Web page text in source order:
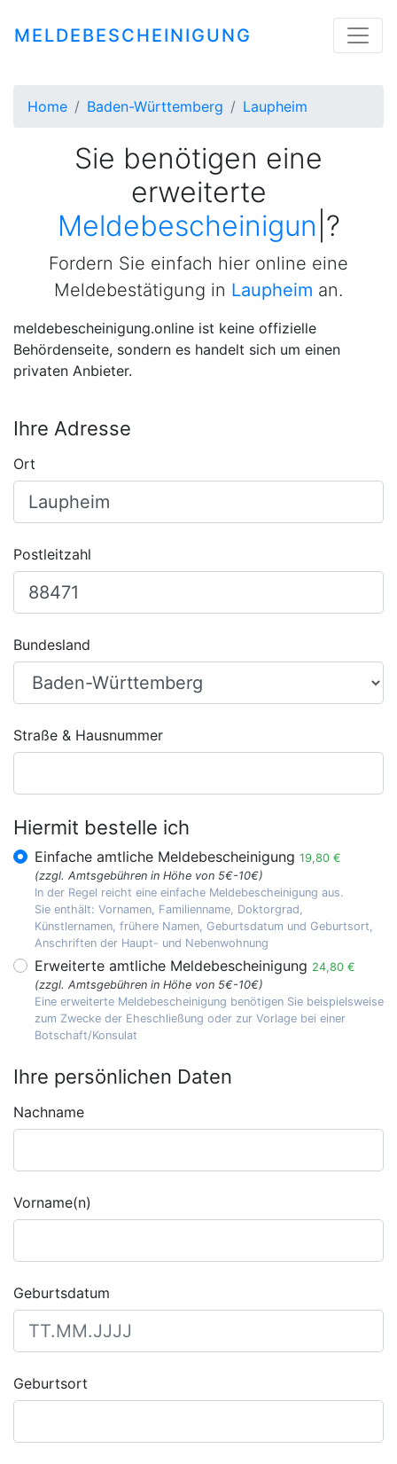
MELDEBESCHEINIGUNG
Home Baden-Württemberg Laupheim
Sie benötigen eine
erweiterte
Meldebescheinigung |?
Fordern Sie einfach hier online eine
Meldebestätigung in Laupheim an.
meldebescheinigung.online ist keine offizielle
Behördenseite, sondern es handelt sich um einen
privaten Anbieter.
Ihre Adresse
Ort
Postleitzahl
Bundesland
Straße & Hausnummer
Hiermit bestelle ich
Einfache amtliche Meldebescheinigung 19,80 €
(zzgl. Amtsgebühren in Höhe von 5€-10€)
In der Regel reicht eine einfache Meldebescheinigung aus.
Sie enthält: Vornamen, Familienname, Doktorgrad,
Künstlernamen, frühere Namen, Geburtsdatum und Geburtsort,
Anschriften der Haupt- und Nebenwohnung
Erweiterte amtliche Meldebescheinigung 24,80 €
(zzgl. Amtsgebühren in Höhe von 5€-10€)
Eine erweiterte Meldebescheinigung benötigen Sie beispielsweise
zum Zwecke der Eheschließung oder zur Vorlage bei einer
Botschaft/Konsulat
Ihre persönlichen Daten
Nachname
Vorname(n)
Geburtsdatum
Geburtsort